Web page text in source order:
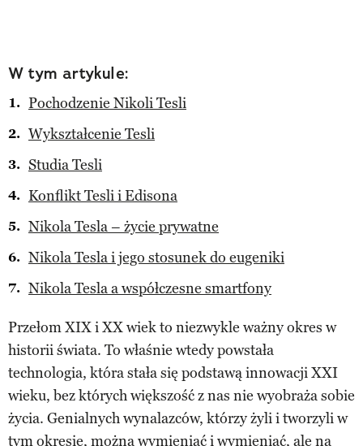
W tym artykule:
Pochodzenie Nikoli Tesli
Wykształcenie Tesli
Studia Tesli
Konflikt Tesli i Edisona
Nikola Tesla – życie prywatne
Nikola Tesla i jego stosunek do eugeniki
Nikola Tesla a współczesne smartfony
Przełom XIX i XX wiek to niezwykle ważny okres w
historii świata. To właśnie wtedy powstała
technologia, która stała się podstawą innowacji XXI
wieku, bez których większość z nas nie wyobraża sobie
życia. Genialnych wynalazców, którzy żyli i tworzyli w
tym okresie, można wymieniać i wymieniać, ale na